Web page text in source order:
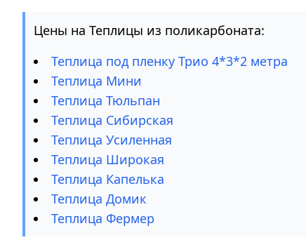
Цены на Теплицы из поликарбоната:
Теплица под пленку Трио 4*3*2 метра
Теплица Мини
Теплица Тюльпан
Теплица Сибирская
Теплица Усиленная
Теплица Широкая
Теплица Капелька
Теплица Домик
Теплица Фермер